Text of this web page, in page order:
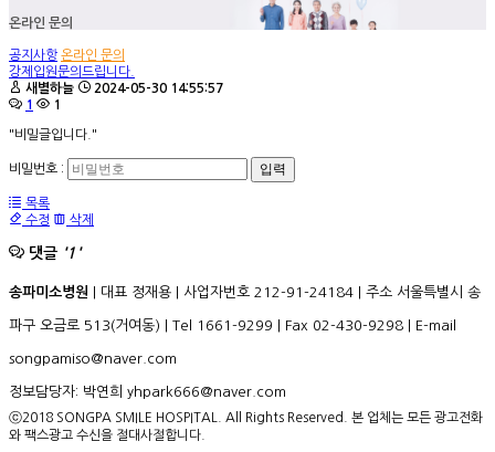
온라인 문의
공지사항 온라인 문의
강제입원문의드립니다.
새별하늘
2024-05-30 14:55:57
1
1
"비밀글입니다."
비밀번호 :
목록
수정
삭제
댓글 '1'
송파미소병원 | 대표 정재용 | 사업자번호 212-91-24184 | 주소 서울특별시 송
파구 오금로 513(거여동) | Tel 1661-9299 | Fax 02-430-9298 | E-mail
songpamiso@naver.com
정보담당자: 박연희 yhpark666@naver.com
ⓒ2018 SONGPA SMILE HOSPITAL. All Rights Reserved. 본 업체는 모든 광고전화
와 팩스광고 수신을 절대사절합니다.